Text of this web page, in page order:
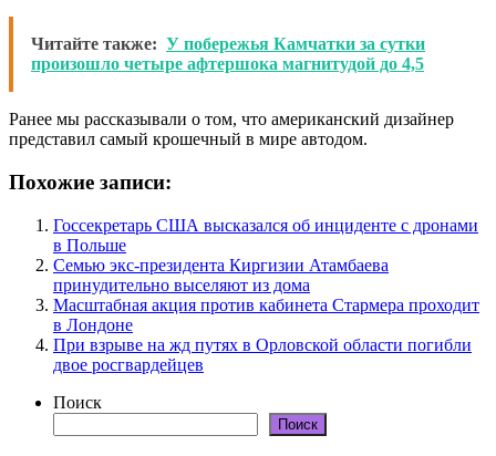
Читайте также: У побережья Камчатки за сутки
произошло четыре афтершока магнитудой до 4,5
Ранее мы рассказывали о том, что американский дизайнер
представил самый крошечный в мире автодом.
Похожие записи:
Госсекретарь США высказался об инциденте с дронами
в Польше
Семью экс-президента Киргизии Атамбаева
принудительно выселяют из дома
Масштабная акция против кабинета Стармера проходит
в Лондоне
При взрыве на жд путях в Орловской области погибли
двое росгвардейцев
Поиск
Поиск